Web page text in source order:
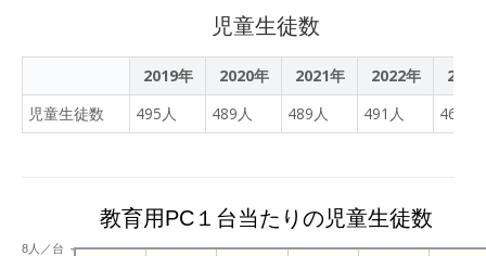
児童生徒数
2019年 2020年 2021年 2022年
2023
児童生徒数
495人 489人 489人 491人 465人
教育用PC１台当たりの児童生徒数
8人／台